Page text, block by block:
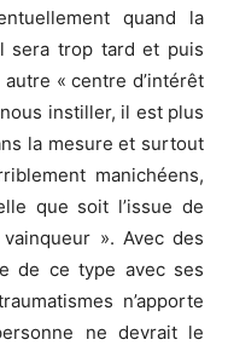
quand la
sera trop tard et puis
« centre d’intérêt
nous instiller, il est plus
la mesure et surtout
manichéens,
que soit l’issue de
». Avec des
de ce type avec ses
n’apporte
ne devrait le